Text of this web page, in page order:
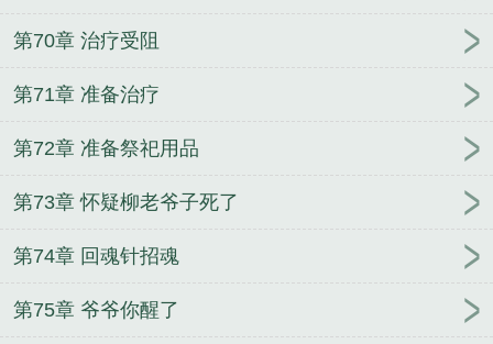
第70章 治疗受阻
第71章 准备治疗
第72章 准备祭祀用品
第73章 怀疑柳老爷子死了
第74章 回魂针招魂
第75章 爷爷你醒了